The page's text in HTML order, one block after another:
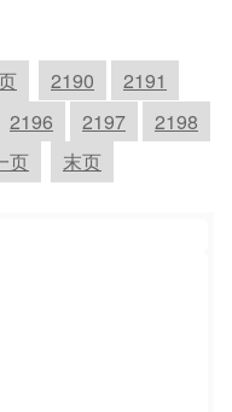
2190
2191
2196 2197
2198
页 末页